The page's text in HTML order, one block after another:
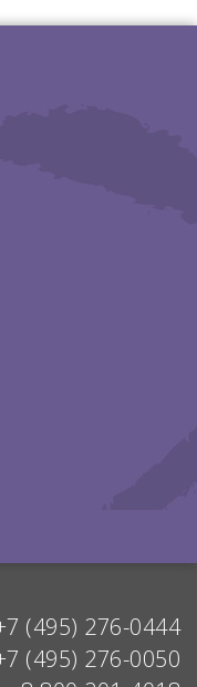
(495) 276-0444
(495) 276-0050